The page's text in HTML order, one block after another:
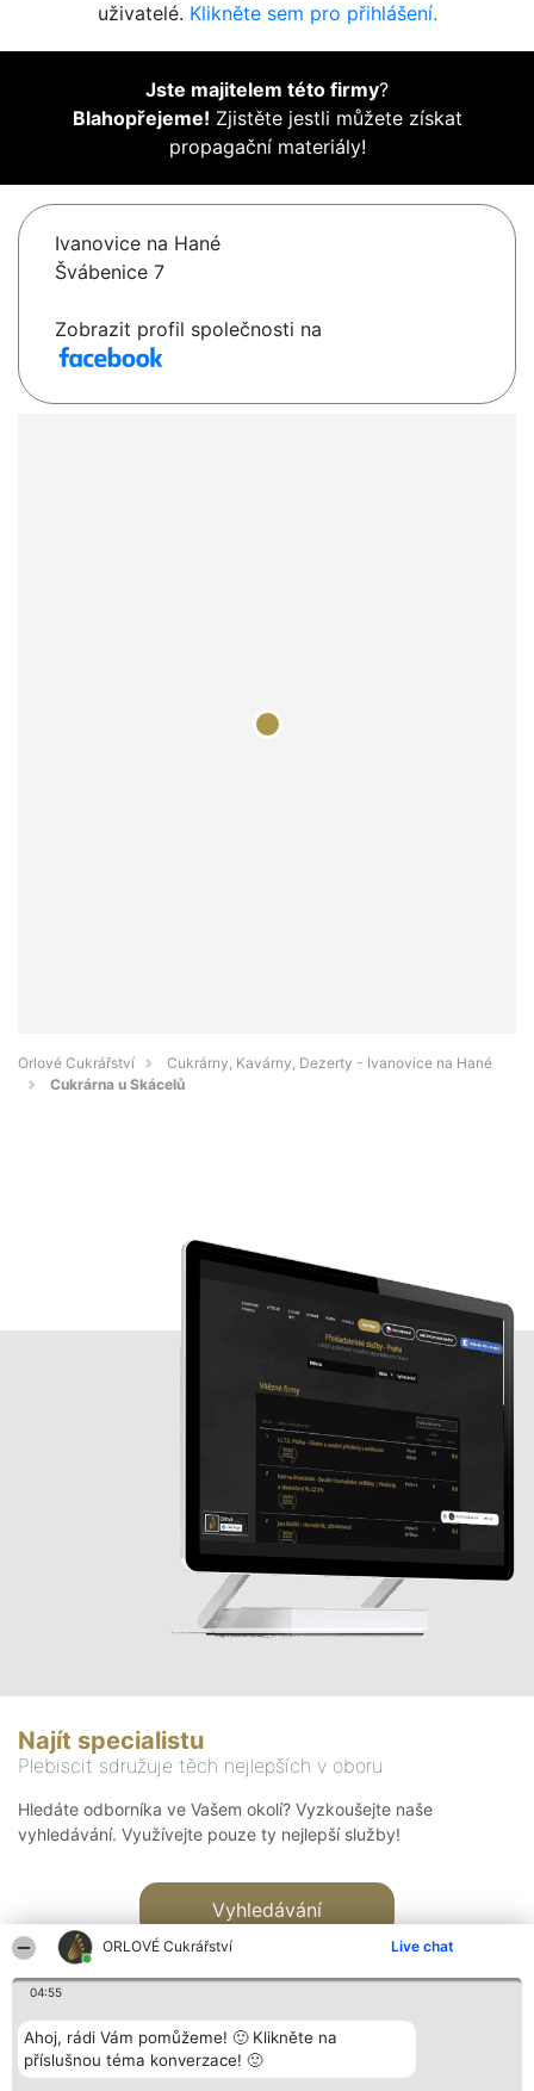
ORLOVÉ Cukrářství Live chat
04:55
Ahoj, rádi Vám pomůžeme! 🙂 Klikněte na
příslušnou téma konverzace! 🙂
uživatelé. Klikněte sem pro přihlášení.
Jste majitelem této firmy?
Blahopřejeme! Zjistěte jestli můžete získat
propagační materiály!
Ivanovice na Hané
Švábenice 7
Zobrazit profil společnosti na
Orlové Cukrářství
Cukrárny, Kavárny, Dezerty - Ivanovice na Hané
Cukrárna u Skácelů
Najít specialistu
Plebiscit sdružuje těch nejlepších v oboru
Hledáte odborníka ve Vašem okolí? Vyzkoušejte naše
vyhledávání. Využívejte pouze ty nejlepší služby!
Vyhledávání